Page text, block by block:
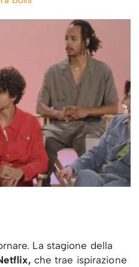
La stagione della
che trae ispirazione